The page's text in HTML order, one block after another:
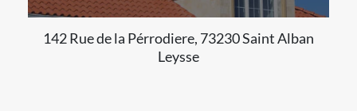
142 Rue de la Pérrodiere, 73230 Saint Alban
Leysse